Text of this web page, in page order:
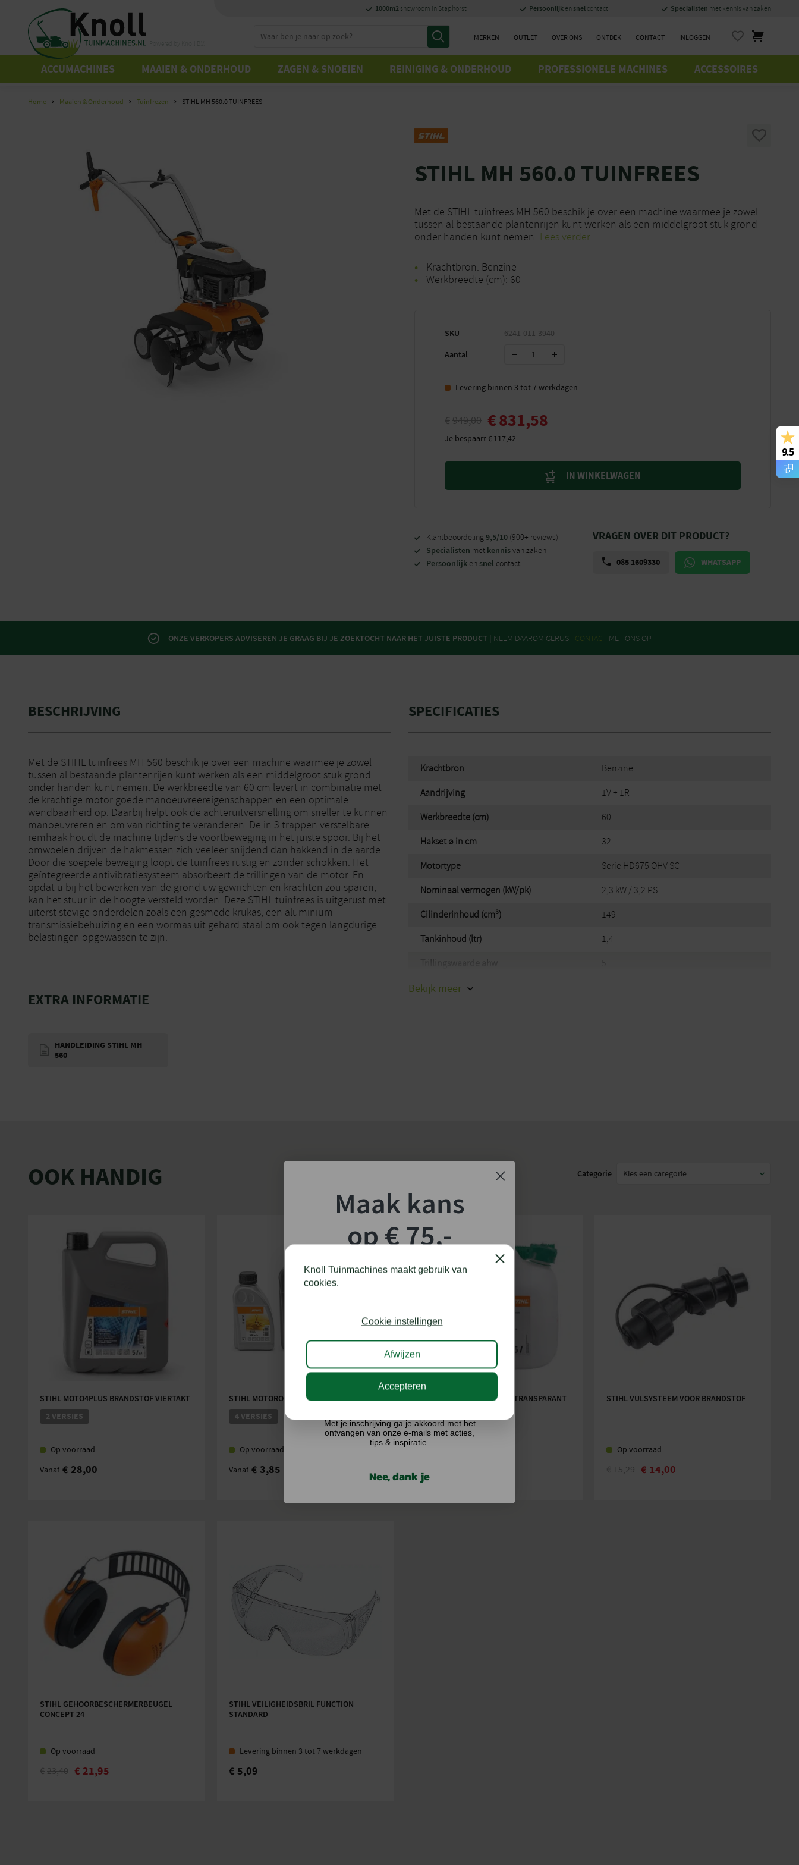
1000m2 showroom in Staphorst Persoonlijk en snel contact Specialisten met kennis van zaken
MERKEN OUTLET OVER ONS ONTDEK CONTACT INLOGGEN
ACCUMACHINES MAAIEN & ONDERHOUD ZAGEN & SNOEIEN REINIGING & ONDERHOUD PROFESSIONELE MACHINES ACCESSOIRES
Home Maaien & Onderhoud Tuinfrezen STIHL MH 560.0 TUINFREES
STIHL MH 560.0 TUINFREES
Met de STIHL tuinfrees MH 560 beschik je over een machine waarmee je zowel
tussen al bestaande plantenrijen kunt werken als een middelgroot stuk grond
onder handen kunt nemen. Lees verder
Krachtbron: Benzine
Werkbreedte (cm): 60
SKU 6241-011-3940
Aantal
Levering binnen 3 tot 7 werkdagen
€949,00 €831,58
Je bespaart€117,42
IN WINKELWAGEN
Klantbeoordeling9,5/10 (900+ reviews)
Specialisten met kennisvan zaken
Persoonlijk en snel contact
VRAGEN OVER DIT PRODUCT?
085 1609330 WHATSAPP
ONZE VERKOPERS ADVISEREN JE GRAAG BIJ JE ZOEKTOCHT NAAR HET JUISTE PRODUCT | NEEM DAAROM GERUST CONTACT MET ONS OP
BESCHRIJVING
Met de STIHL tuinfrees MH 560 beschik je over een machine waarmee je zowel
tussen al bestaande plantenrijen kunt werken als een middelgroot stuk grond
onder handen kunt nemen. De werkbreedte van 60 cm levert in combinatie met
de krachtige motor goede manoeuvreereigenschappen en een optimale
wendbaarheid op. Daarbij helpt ook de achteruitversnelling om sneller te kunnen
manoeuvreren en om van richting te veranderen. De in 3 trappen verstelbare
remhaak houdt de machine tijdens de voortbeweging in het juiste spoor. Bij het
omwoelen drijven de hakmessen zich veeleer snijdend dan hakkend in de aarde.
Door die soepele beweging loopt de tuinfrees rustig en zonder schokken. Het
geïntegreerde antivibratiesysteem absorbeert de trillingen van de motor. En
opdat u bij het bewerken van de grond uw gewrichten en krachten zou sparen,
kan het stuur in de hoogte versteld worden. Deze STIHL tuinfrees is uitgerust met
uiterst stevige onderdelen zoals een gesmede krukas, een aluminium
transmissiebehuizing en een wormas uit gehard staal om ook tegen langdurige
belastingen opgewassen te zijn.
EXTRA INFORMATIE
HANDLEIDING STIHL MH
560
SPECIFICATIES
Krachtbron Benzine
Aandrijving 1V + 1R
Werkbreedte (cm) 60
Hakset ø in cm 32
Motortype Serie HD675 OHV SC
Nominaal vermogen (kW/pk) 2,3 kW / 3,2 PS
Cilinderinhoud (cm³) 149
Tankinhoud (ltr) 1,4
Trillingswaarde ahw 5
Geluidsniveau gegarandeerd LwA (dB[A])
Bekijk meer
OOK HANDIG Categorie
STIHL MOTO4PLUS BRANDSTOF VIERTAKT
2 VERSIES
Op voorraad
Vanaf € 28,00
STIHL MOTOROLIE 10 W-30
4 VERSIES
Op voorraad
Vanaf € 3,85
STIHL BENZINE JERRYCAN TRANSPARANT
STIHL VULSYSTEEM VOOR BRANDSTOF
Op voorraad
€ 15,29 € 14,00
STIHL GEHOORBESCHERMERBEUGEL
CONCEPT 24
Op voorraad
€ 23,40 € 21,95
STIHL VEILIGHEIDSBRIL FUNCTION
STANDARD
Levering binnen 3 tot 7 werkdagen
€ 5,09
9.5
Knoll Tuinmachines maakt gebruik van
cookies.
Close
Cookie instellingen
Afwijzen
Accepteren
Maak kans
op € 75,-
shoptegoed!
Ik doe graag mee!
Met je inschrijving ga je akkoord met het
ontvangen van onze e-mails met acties,
tips & inspiratie.
Nee, dank je